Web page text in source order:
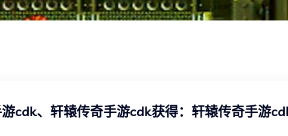
cdk、轩辕传奇手游cdk获得：轩辕传奇手游